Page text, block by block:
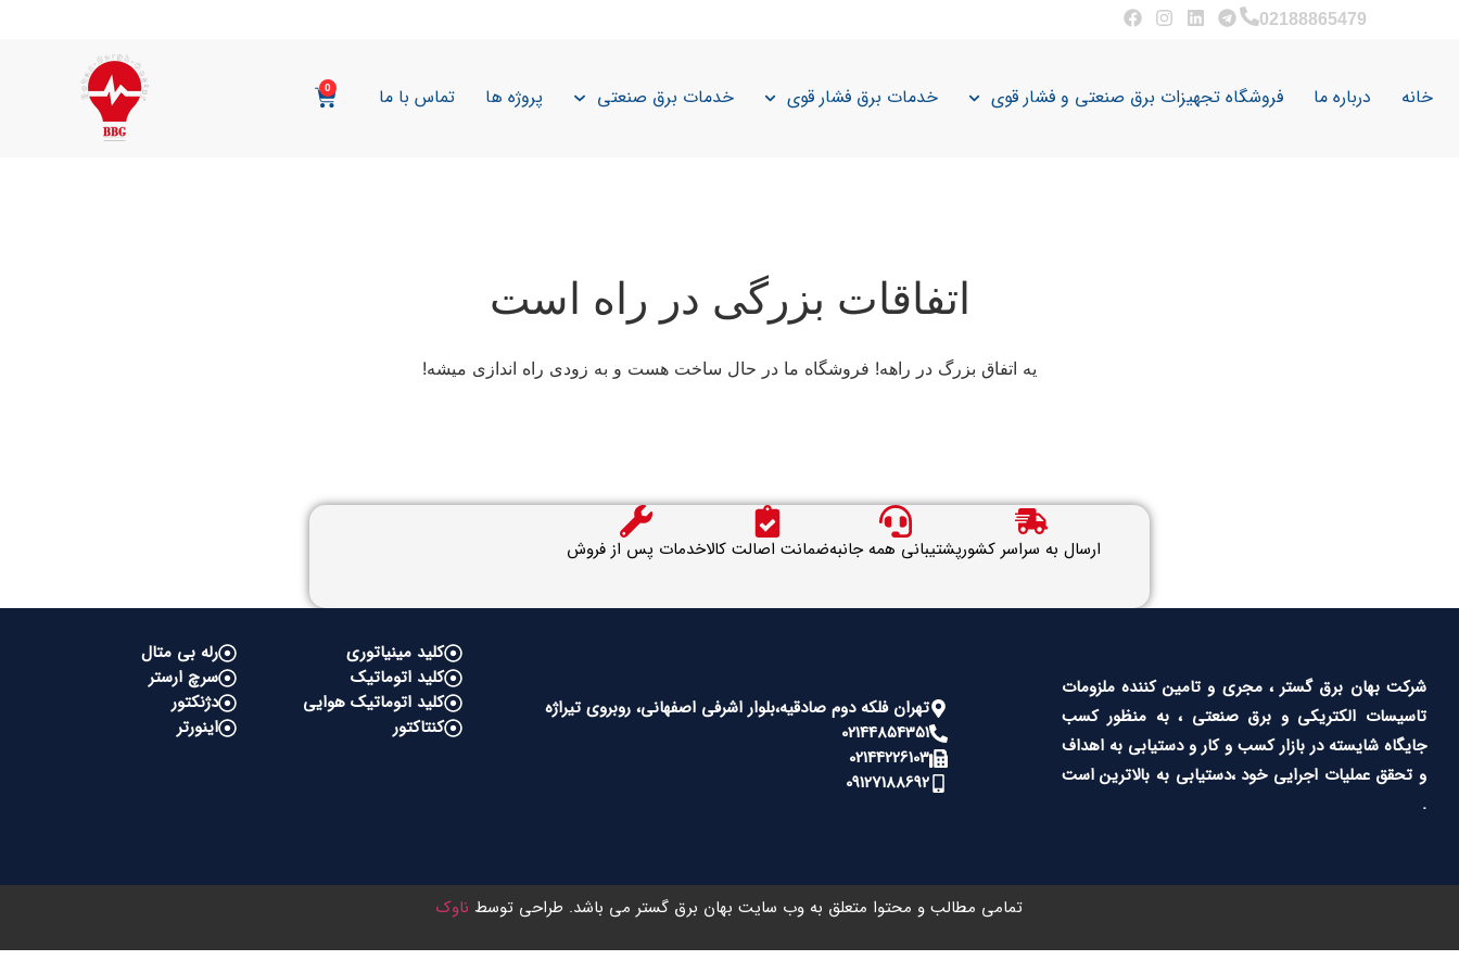
02188865479
خانه درباره ما فروشگاه تجهیزات برق صنعتی و فشار قوی خدمات برق فشار قوی خدمات برق صنعتی پروژه ها تماس با ما 0
اتفاقات بزرگی در راه است
یه اتفاق بزرگ در راهه! فروشگاه ما در حال ساخت هست و به زودی راه اندازی میشه!
ارسال به سراسر کشورپشتیبانی همه جانبهضمانت اصالت کالاخدمات پس از فروش
شرکت بهان برق گستر ، مجری و تامین کننده ملزومات
تاسیسات الکتریکی و برق صنعتی ، به منظور کسب
جایگاه شایسته در بازار کسب و کار و دستیابی به اهداف
و تحقق عملیات اجرایی خود ،دستیابی به بالاترین است
.
تهران فلکه دوم صادقیه،بلوار اشرفی اصفهانی، روبروی تیراژه
02144854351
02144226103
09127188692
کلید مینیاتوری
کلید اتوماتیک
کلید اتوماتیک هوایی
کنتاکتور
رله بی متال
سرچ ارستر
دژنکتور
اینورتر
تمامی مطالب و محتوا متعلق به وب سایت بهان برق گستر می باشد. طراحی توسط ناوک